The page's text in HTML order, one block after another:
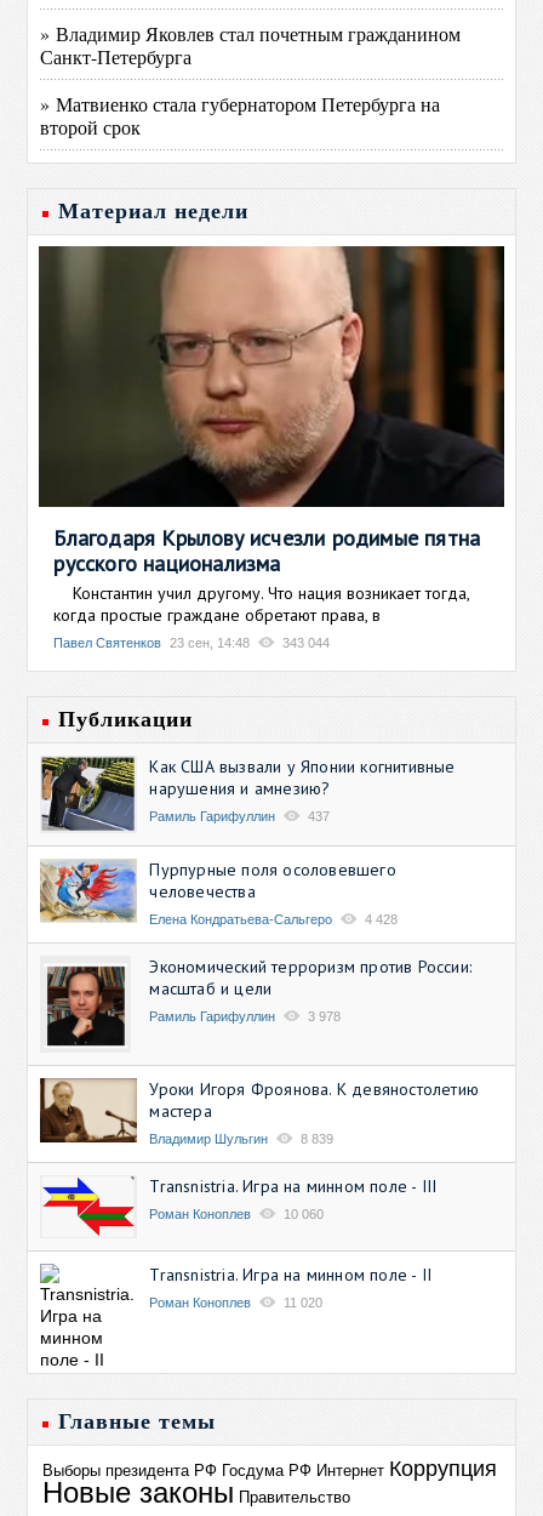
» Владимир Яковлев стал почетным гражданином
Санкт-Петербурга
» Матвиенко стала губернатором Петербурга на
второй срок
Материал недели
Благодаря Крылову исчезли родимые пятна
русского национализма
Константин учил другому. Что нация возникает тогда,
когда простые граждане обретают права, в
Павел Святенков 23 сен, 14:48 343 044
Публикации
Как США вызвали у Японии когнитивные
нарушения и амнезию?
Рамиль Гарифуллин 437
Пурпурные поля осоловевшего
человечества
Елена Кондратьева-Сальгеро 4 428
Экономический терроризм против России:
масштаб и цели
Рамиль Гарифуллин 3 978
Уроки Игоря Фроянова. К девяностолетию
мастера
Владимир Шульгин 8 839
Transnistria. Игра на минном поле - III
Роман Коноплев 10 060
Transnistria. Игра на минном поле - II
Роман Коноплев 11 020
Главные темы
Выборы президента РФ Госдума РФ Интернет Коррупция
Новые законы Правительство